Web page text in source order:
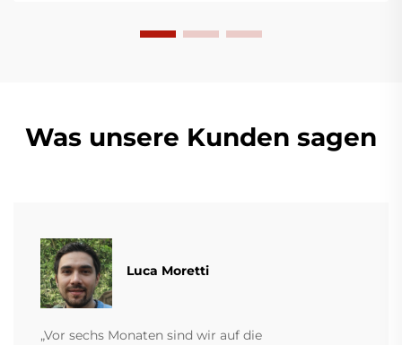
Was unsere Kunden sagen
Luca Moretti
„Vor sechs Monaten sind wir auf die